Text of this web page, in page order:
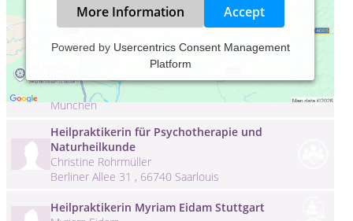
More Information Accept
Powered by Usercentrics Consent Management
Platform
Heilpraktikerin für Psychotherapie
Sylvia Glas München
Wildenholzener Straße 10 , 81671
München
Heilpraktikerin für Psychotherapie und
Naturheilkunde
Christine Rohrmüller
Berliner Allee 31 , 66740 Saarlouis
Heilpraktikerin Myriam Eidam Stuttgart